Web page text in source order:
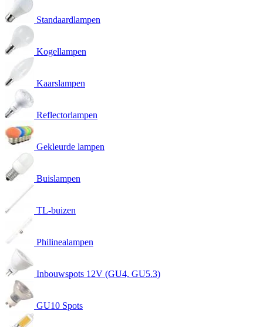
Standaardlampen
Kogellampen
Kaarslampen
Reflectorlampen
Gekleurde lampen
Buislampen
TL-buizen
Philinealampen
Inbouwspots 12V (GU4, GU5.3)
GU10 Spots